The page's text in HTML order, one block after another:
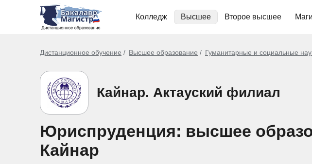
Колледж Высшее Второе высшее
Дистанционное обучение Высшее образование Гуманитарные и социальные
Кайнар. Актауский филиал
Юриспруденция: высшее
Кайнар